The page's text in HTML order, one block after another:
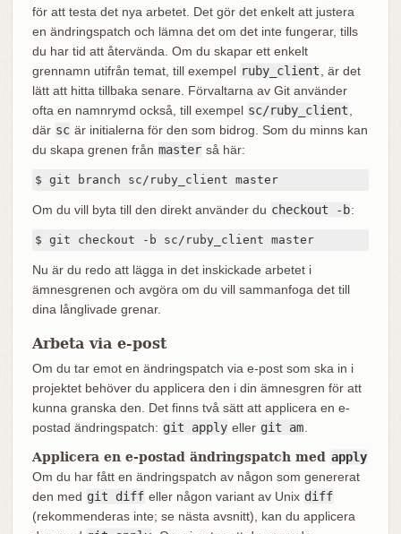
för att testa det nya arbetet. Det gör det enkelt att justera
en ändringspatch och lämna det om det inte fungerar, tills
du har tid att återvända. Om du skapar ett enkelt
grennamn utifrån temat, till exempel ruby_client
, är det
lätt att hitta tillbaka senare. Förvaltarna av Git använder
ofta en namnrymd också, till exempel sc/ruby_client
där sc är initialerna för den som bidrog. Som du minns kan
du skapa grenen från master så här:
$ git branch sc/ruby_client master
Om du vill byta till den direkt använder du checkout -b:
$ git checkout -b sc/ruby_client master
Nu är du redo att lägga in det inskickade arbetet i
ämnesgrenen och avgöra om du vill sammanfoga det till
dina långlivade grenar.
Arbeta via e-post
Om du tar emot en ändringspatch via e-post som ska in i
projektet behöver du applicera den i din ämnesgren för att
kunna granska den. Det finns två sätt att applicera en e-
postad ändringspatch: git apply eller git am
Applicera en e-postad ändringspatch med apply
Om du har fått en ändringspatch av någon som genererat
den med git diff eller någon variant av Unix diff
(rekommenderas inte; se nästa avsnitt), kan du applicera